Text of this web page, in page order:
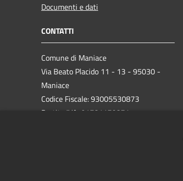
Documenti e dati
CONTATTI
Comune di Maniace
Via Beato Placido 11 - 13 - 95030 -
Maniace
Codice Fiscale: 93005530873
Partita IVA: 01781170871